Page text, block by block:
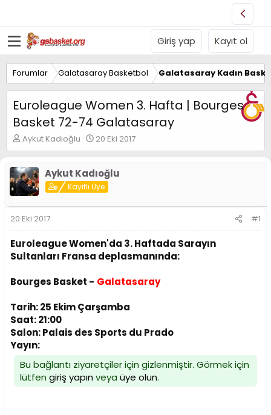
Giriş yap Kayıt ol
Forumlar Galatasaray Basketbol Galatasaray Kadın
Euroleague Women 3. Hafta | Bourges
Basket 72-74 Galatasaray
K
o
u
y
u
B
a
ş
a
t
n
Aykut Kadıoğlu
B
a
l
a
n
g
a
r
h
20 Eki 2017
Aykut Kadıoğlu
Kayıtlı Üye
20 Eki 2017 #1
Euroleague Women'da 3. Haftada Sarayın
Sultanları Fransa deplasmanında:
Bourges Basket - Galatasaray
Tarih: 25 Ekim Çarşamba
Saat: 21:00
Salon: Palais des Sports du Prado
Yayın:
Bu bağlantı ziyaretçiler için gizlenmiştir. Görmek için
lütfen giriş yapınveya üye olun.